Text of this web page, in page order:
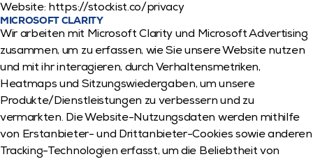
Website: https://stockist.co/privacy
MICROSOFT CLARITY
Wir arbeiten mit Microsoft Clarity und Microsoft Advertising
zusammen, um zu erfassen, wie Sie unsere Website nutzen
und mit ihr interagieren, durch Verhaltensmetriken,
Heatmaps und Sitzungswiedergaben, um unsere
Produkte/Dienstleistungen zu verbessern und zu
vermarkten. Die Website-Nutzungsdaten werden mithilfe
von Erstanbieter- und Drittanbieter-Cookies sowie anderen
Tracking-Technologien erfasst, um die Beliebtheit von